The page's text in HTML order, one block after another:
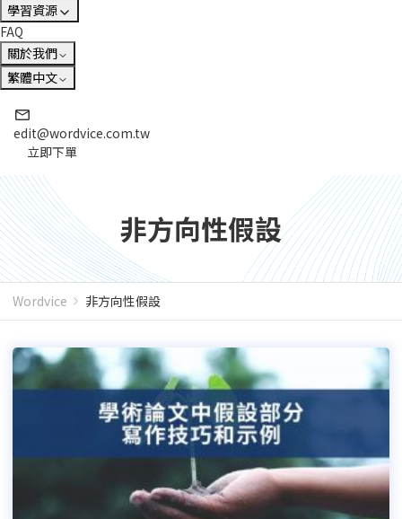
學習資源
FAQ
關於我們
繁體中文
edit@wordvice.com.tw
立即下單
非方向性假設
Wordvice 非方向性假設